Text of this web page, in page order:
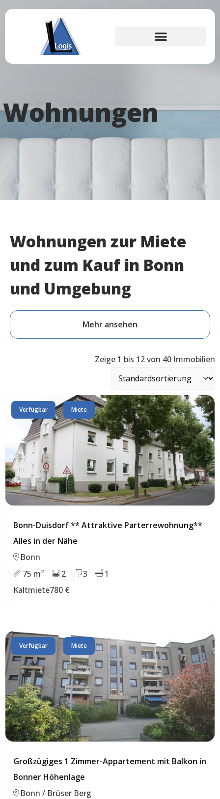
Wohnungen
Wohnungen zur Miete
und zum Kauf in Bonn
und Umgebung
Mehr ansehen
Zeige 1 bis 12 von 40 Immobilien
Verfügbar Miete
Bonn-Duisdorf ** Attraktive Parterrewohnung**
Alles in der Nähe
Bonn
75 m²
2 3
1
Kaltmiete780 €
Verfügbar Miete
Großzügiges 1 Zimmer-Appartement mit Balkon in
Bonner Höhenlage
Bonn / Brüser Berg